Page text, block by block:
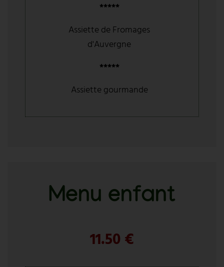
*****
Assiette de Fromages
d'Auvergne
*****
Assiette gourmande
Menu enfant
11.50 €